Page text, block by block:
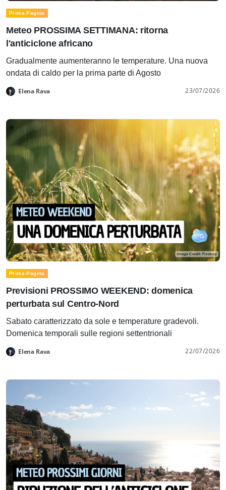
Prima Pagina
Meteo PROSSIMA SETTIMANA: ritorna
l'anticiclone africano
Gradualmente aumenteranno le temperature. Una nuova
ondata di caldo per la prima parte di Agosto
Elena Rava 23/07/2026
Prima Pagina
Previsioni PROSSIMO WEEKEND: domenica
perturbata sul Centro-Nord
Sabato caratterizzato da sole e temperature gradevoli.
Domenica temporali sulle regioni settentrionali
Elena Rava 22/07/2026